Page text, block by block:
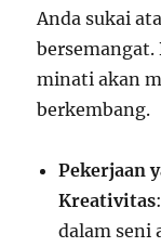
Anda sukai
bersemangat.
minati akan
berkembang.
Pekerjaan
Kreativitas
dalam seni